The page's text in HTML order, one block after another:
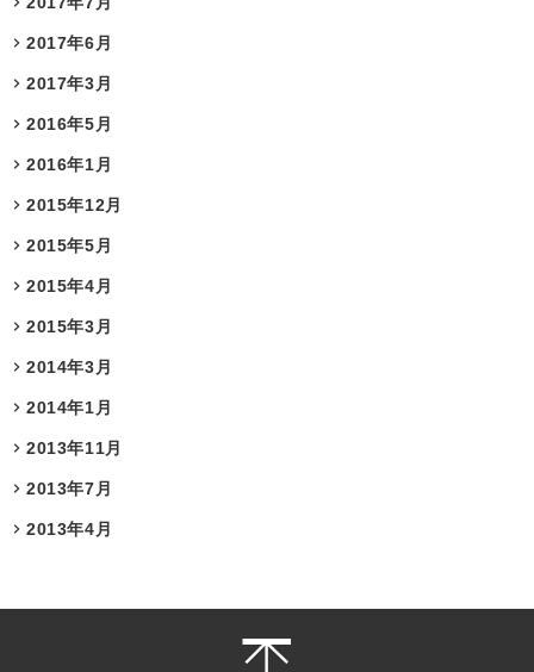
2017年6月
2017年3月
2016年5月
2016年1月
2015年12月
2015年5月
2015年4月
2015年3月
2014年3月
2014年1月
2013年11月
2013年7月
2013年4月